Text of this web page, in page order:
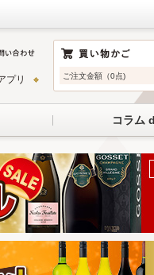
ご注文金額（0点)
プリ
コラム